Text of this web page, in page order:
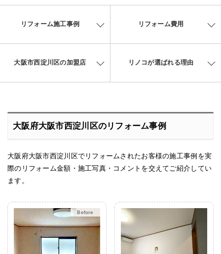
リフォーム施工事例 リフォーム費用
大阪市西淀川区の加盟店 リノコが選ばれる理由
大阪府大阪市西淀川区のリフォーム事例
大阪府大阪市西淀川区でリフォームされたお客様の施工事例を実
際のリフォーム金額・施工写真・コメントを交えてご紹介してい
ます。
After